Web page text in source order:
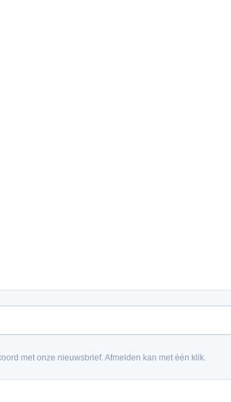
met onze nieuwsbrief. Afmelden kan met één klik.